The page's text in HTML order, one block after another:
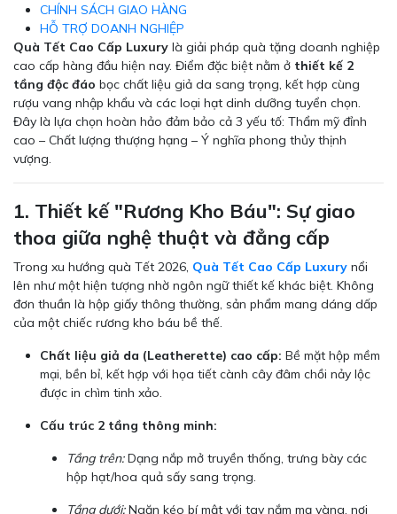
CHÍNH SÁCH GIAO HÀNG
HỖ TRỢ DOANH NGHIỆP
Quà Tết Cao Cấp Luxury là giải pháp quà tặng doanh nghiệp
cao cấp hàng đầu hiện nay. Điểm đặc biệt nằm ở thiết kế 2
tầng độc đáo bọc chất liệu giả da sang trọng, kết hợp cùng
rượu vang nhập khẩu và các loại hạt dinh dưỡng tuyển chọn.
Đây là lựa chọn hoàn hảo đảm bảo cả 3 yếu tố: Thẩm mỹ đỉnh
cao – Chất lượng thượng hạng – Ý nghĩa phong thủy thịnh
vượng.
1. Thiết kế "Rương Kho Báu": Sự giao
thoa giữa nghệ thuật và đẳng cấp
Trong xu hướng quà Tết 2026, Quà Tết Cao Cấp Luxury nổi
lên như một hiện tượng nhờ ngôn ngữ thiết kế khác biệt. Không
đơn thuần là hộp giấy thông thường, sản phẩm mang dáng dấp
của một chiếc rương kho báu bề thế.
Chất liệu giả da (Leatherette) cao cấp: Bề mặt hộp mềm
mại, bền bỉ, kết hợp với họa tiết cành cây đâm chồi nảy lộc
được in chìm tinh xảo.
Cấu trúc 2 tầng thông minh:
Tầng trên:Dạng nắp mở truyền thống, trưng bày các
hộp hạt/hoa quả sấy sang trọng.
Tầng dưới:Ngăn kéo bí mật với tay nắm mạ vàng, nơi